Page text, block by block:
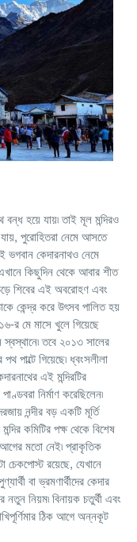
হয়ে যায়৷ তাই মূল মন্দিরও
পুরোহিতরা নেমে আসতে
কেদারনাথও নেমে
কিছুদিন থেকে আবার শীত
শিবের এই অবরোহণ এবং
কেন্দ্র করে উৎসব পালিত হয়
র মে মাসে খুলে গিয়েছে
স্বস্থানে৷ তবে ২০১৩ সালের
পাল্টে গিয়েছে৷ ধ্বংসলীলা
এই মন্দিরটির
নির্মাণ করেছিলেন৷
নন্দীর বড় একটি মূর্তি
কমিটির পক্ষ থেকে বিশেষ
মতো নেই৷ প্রাকৃতিক
চেকপোস্ট রয়েছে, যেখানে
বা ভ্রমণার্থীদের কেদার
নিয়ম৷ বিনায়ক চতুর্থী এবং
ঠিক আগে অন্নকূট